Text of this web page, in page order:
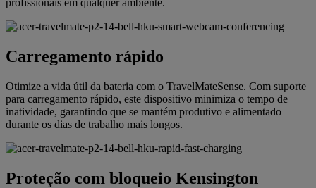
profissionais em qualquer ambiente.
Carregamento rápido
Otimize a vida útil da bateria com o TravelMateSense. Com suporte
para carregamento rápido, este dispositivo minimiza o tempo de
inatividade, garantindo que se mantém produtivo e alimentado
durante os dias de trabalho mais longos.
Proteção com bloqueio Kensington